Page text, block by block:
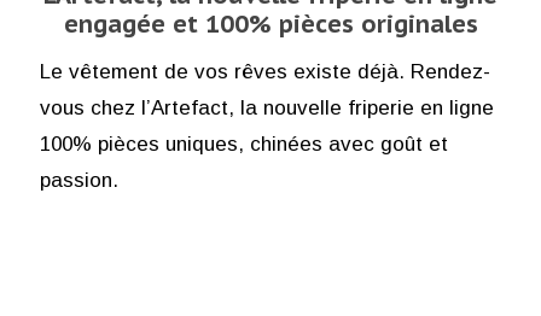
engagée et 100% pièces originales
Le vêtement de vos rêves existe déjà. Rendez-
vous chez l’Artefact, la nouvelle friperie en ligne
100% pièces uniques, chinées avec goût et
passion.